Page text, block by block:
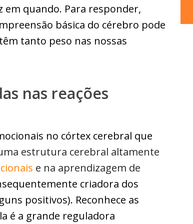
quando. Para responder,
básica do cérebro pode
tanto peso nas nossas
nas reações
no córtex cerebral que
estrutura cerebral altamente
e na aprendizagem de
criadora dos
positivos). Reconhece as
é a grande reguladora